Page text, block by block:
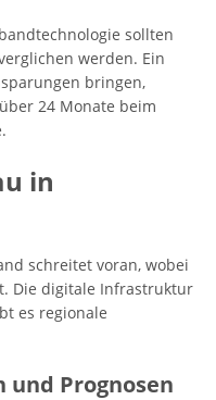
sollten
werden. Ein
bringen,
24 Monate beim
in
schreitet voran, wobei
Die digitale Infrastruktur
es regionale
Prognosen